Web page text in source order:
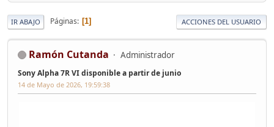
IR ABAJO Páginas 1 ACCIONES DEL USUARIO
Ramón Cutanda Administrador
Sony Alpha 7R VI disponible a partir de junio
14 de Mayo de 2026, 19:59:38